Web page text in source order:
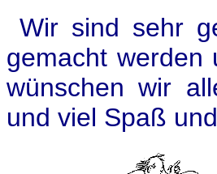
Wir sind sehr
gemacht werden
wünschen wir
und viel Spaß